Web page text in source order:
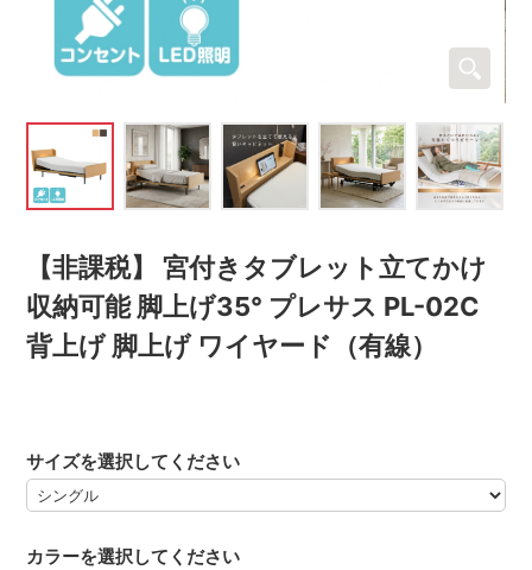
【非課税】 宮付きタブレット立てかけ
収納可能 脚上げ35° プレサス PL-02C
背上げ 脚上げ ワイヤード（有線）
カラーを選択してください
サイズを選択してください